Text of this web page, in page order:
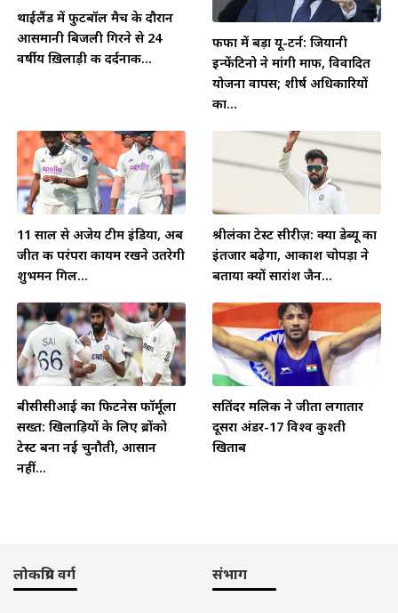
थाईलैंड में फुटबॉल मैच के दौरान
आसमानी बिजली गिरने से 24
वर्षीय ख़िलाड़ी की दर्दनाक...
फीफा में बड़ा यू-टर्न: जियानी
इन्फेंटिनो ने मांगी माफी, विवादित
योजना वापस; शीर्ष अधिकारियों
का...
11 साल से अजेय टीम इंडिया, अब
जीत की परंपरा कायम रखने उतरेगी
शुभमन गिल...
श्रीलंका टेस्ट सीरीज़: क्या डेब्यू का
इंतजार बढ़ेगा, आकाश चोपड़ा ने
बताया क्यों सारांश जैन...
बीसीसीआई का फिटनेस फॉर्मूला
सख्त: खिलाड़ियों के लिए ब्रोंको
टेस्ट बना नई चुनौती, आसान
नहीं...
सतिंदर मलिक ने जीता लगातार
दूसरा अंडर-17 विश्व कुश्ती
खिताब
लोकप्रिय वर्ग संभाग